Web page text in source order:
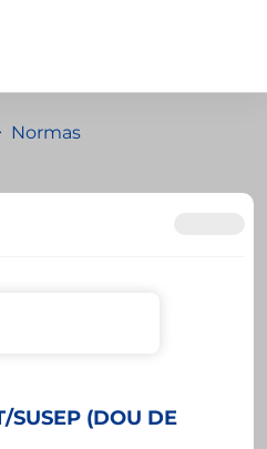
Normas
SUSEP (DOU DE